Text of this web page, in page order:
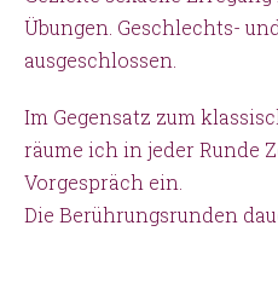
Übungen. Geschlechts-
ausgeschlossen.
Im Gegensatz zum
räume ich in jeder Runde
Vorgespräch ein.
Die Berührungsrunden